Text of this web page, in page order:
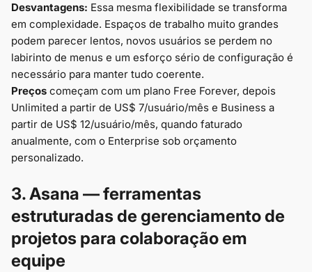
Desvantagens: Essa mesma flexibilidade se transforma
em complexidade. Espaços de trabalho muito grandes
podem parecer lentos, novos usuários se perdem no
labirinto de menus e um esforço sério de configuração é
necessário para manter tudo coerente.
Preços começam com um plano Free Forever, depois
Unlimited a partir de US$ 7/usuário/mês e Business a
partir de US$ 12/usuário/mês, quando faturado
anualmente, com o Enterprise sob orçamento
personalizado.
3. Asana — ferramentas
estruturadas de gerenciamento de
projetos para colaboração em
equipe